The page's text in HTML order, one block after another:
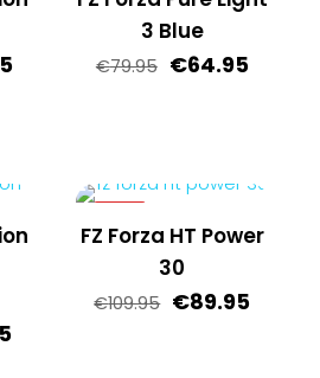
Huidige
3 Blue
€79.95 €64.95
Huidige
FZ Forza HT Power
30
€109.95 €89.95